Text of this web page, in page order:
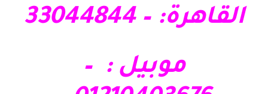
القاهرة: – 33044844
موبيل : –